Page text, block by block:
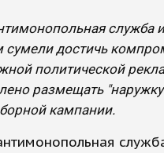
служба и
сумели достичь
политической
размещать
кампании.